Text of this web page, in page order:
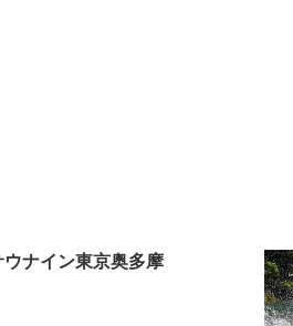
ナイン東京奥多摩